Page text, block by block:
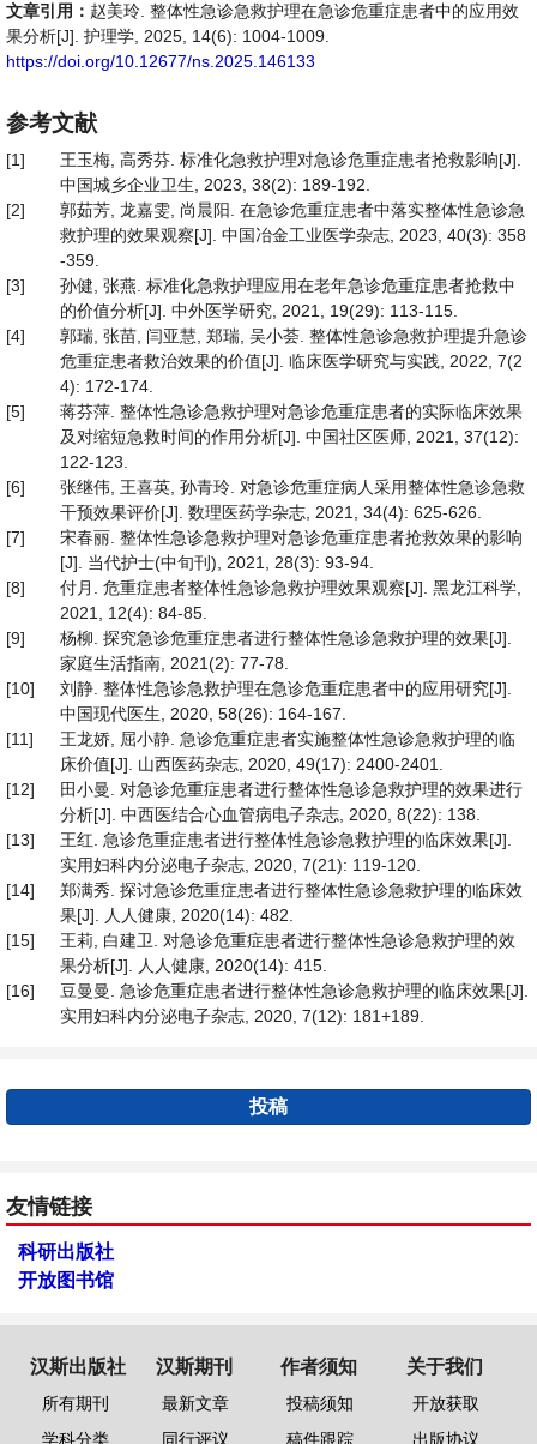
文章引用： 赵美玲. 整体性急诊急救护理在急诊危重症患者中的应用效
果分析[J]. 护理学, 2025, 14(6): 1004-1009.
https://doi.org/10.12677/ns.2025.146133
参考文献
[1]
王玉梅, 高秀芬. 标准化急救护理对急诊危重症患者抢救影响[J].
中国城乡企业卫生, 2023, 38(2): 189-192.
[2]
郭茹芳, 龙嘉雯, 尚晨阳. 在急诊危重症患者中落实整体性急诊急
救护理的效果观察[J]. 中国冶金工业医学杂志, 2023, 40(3): 358
-359.
[3]
孙健, 张燕. 标准化急救护理应用在老年急诊危重症患者抢救中
的价值分析[J]. 中外医学研究, 2021, 19(29): 113-115.
[4]
郭瑞, 张苗, 闫亚慧, 郑瑞, 吴小荟. 整体性急诊急救护理提升急诊
危重症患者救治效果的价值[J]. 临床医学研究与实践, 2022, 7(2
4): 172-174.
[5]
蒋芬萍. 整体性急诊急救护理对急诊危重症患者的实际临床效果
及对缩短急救时间的作用分析[J]. 中国社区医师, 2021, 37(12):
122-123.
[6]
张继伟, 王喜英, 孙青玲. 对急诊危重症病人采用整体性急诊急救
干预效果评价[J]. 数理医药学杂志, 2021, 34(4): 625-626.
[7]
宋春丽. 整体性急诊急救护理对急诊危重症患者抢救效果的影响
[J]. 当代护士(中旬刊), 2021, 28(3): 93-94.
[8]
付月. 危重症患者整体性急诊急救护理效果观察[J]. 黑龙江科学,
2021, 12(4): 84-85.
[9]
杨柳. 探究急诊危重症患者进行整体性急诊急救护理的效果[J].
家庭生活指南, 2021(2): 77-78.
[10]
刘静. 整体性急诊急救护理在急诊危重症患者中的应用研究[J].
中国现代医生, 2020, 58(26): 164-167.
[11]
王龙娇, 屈小静. 急诊危重症患者实施整体性急诊急救护理的临
床价值[J]. 山西医药杂志, 2020, 49(17): 2400-2401.
[12]
田小曼. 对急诊危重症患者进行整体性急诊急救护理的效果进行
分析[J]. 中西医结合心血管病电子杂志, 2020, 8(22): 138.
[13]
王红. 急诊危重症患者进行整体性急诊急救护理的临床效果[J].
实用妇科内分泌电子杂志, 2020, 7(21): 119-120.
[14]
郑满秀. 探讨急诊危重症患者进行整体性急诊急救护理的临床效
果[J]. 人人健康, 2020(14): 482.
[15]
王莉, 白建卫. 对急诊危重症患者进行整体性急诊急救护理的效
果分析[J]. 人人健康, 2020(14): 415.
[16]
豆曼曼. 急诊危重症患者进行整体性急诊急救护理的临床效果[J].
实用妇科内分泌电子杂志, 2020, 7(12): 181+189.
投稿
友情链接
科研出版社
开放图书馆
汉斯出版社
所有期刊
学科分类
汉斯期刊
最新文章
同行评议
作者须知
投稿须知
稿件跟踪
关于我们
开放获取
出版协议